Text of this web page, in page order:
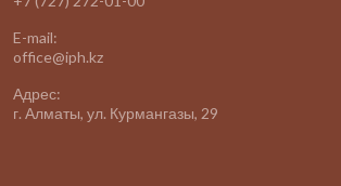
E-mail:
office@iph.kz
Адрес:
г. Алматы, ул. Курмангазы, 29